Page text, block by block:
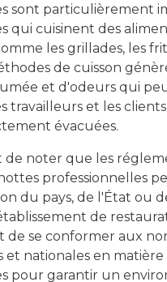
sont particulièrement
qui cuisinent des
les grillades, les
de cuisson
et d'odeurs qui
travailleurs et les clients
évacuées.
de noter que les
professionnelles
du pays, de l'État ou
de
de se conformer aux
et nationales en
pour garantir un